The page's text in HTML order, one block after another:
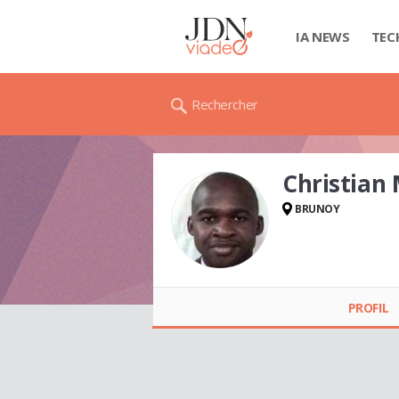
IA NEWS
Rechercher
TIEMANI
Christian
BRUNOY
PROFIL